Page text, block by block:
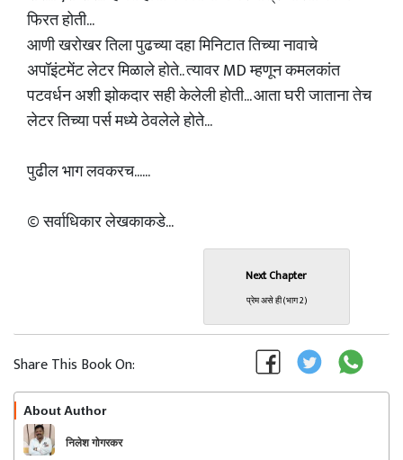
फिरत होती...
आणी खरोखर तिला पुढच्या दहा मिनिटात तिच्या नावाचे
अपॉइंटमेंट लेटर मिळाले होते.. त्यावर MD म्हणून कमलकांत
पटवर्धन अशी झोकदार सही केलेली होती... आता घरी जाताना तेच
लेटर तिच्या पर्स मध्ये ठेवलेले होते...
पुढील भाग लवकरच......
© सर्वाधिकार लेखकाकडे...
Next Chapter
प्रेम असे ही (भाग 2)
Share This Book On:
About Author
निलेश गोगरकर